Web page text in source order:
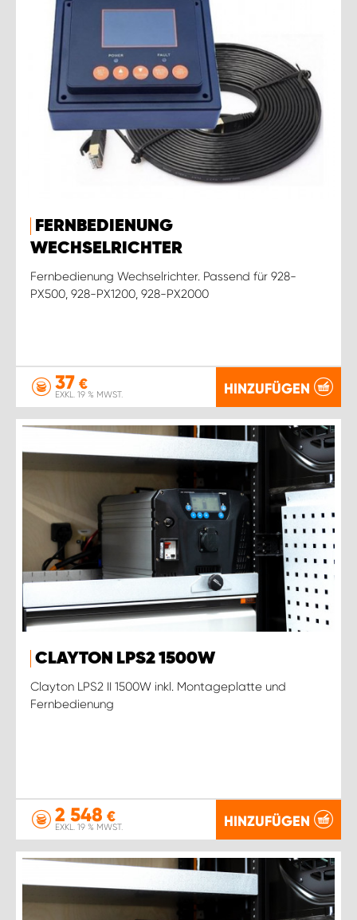
FERNBEDIENUNG
WECHSELRICHTER
Fernbedienung Wechselrichter. Passend für 928-
PX500, 928-PX1200, 928-PX2000
37 €
EXKL. 19 % MWST. HINZUFÜGEN
CLAYTON LPS2 1500W
Clayton LPS2 II 1500W inkl. Montageplatte und
Fernbedienung
2 548 €
EXKL. 19 % MWST. HINZUFÜGEN